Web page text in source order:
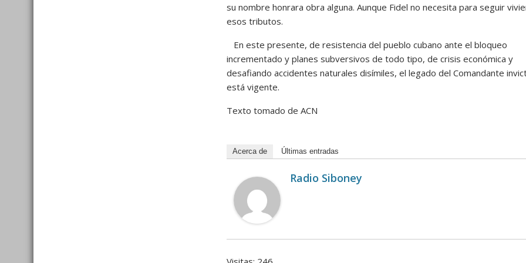
su nombre honrara obra alguna. Aunque Fidel no necesita para seguir
esos tributos.
En este presente, de resistencia del pueblo cubano ante el bloqueo
incrementado y planes subversivos de todo tipo, de crisis económica y
desafiando accidentes naturales disímiles, el legado del Comandante
está vigente.
Texto tomado de ACN
Acerca de Últimas entradas
Radio Siboney